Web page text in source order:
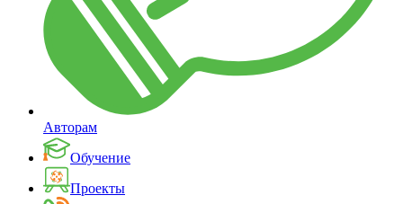
Авторам
Обучение
Проекты